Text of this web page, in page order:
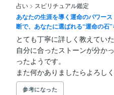
占い > スピリチュアル鑑定
あなたの生涯を導く運命のパワー
断で、あなたに選ばれる“運命の石”
とても丁寧に詳しく教えていた
自分に合ったストーンが分か
ったようです。
また何かありましたらよろし
参考になった